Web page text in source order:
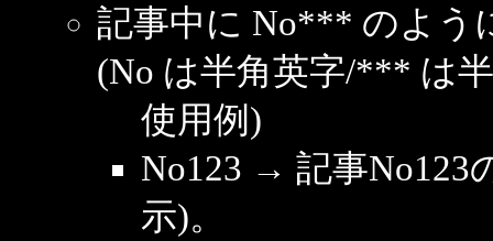
記事中に No*** のよう
(No は半角英字/*** は
使用例)
No123 → 記事No123
示)。